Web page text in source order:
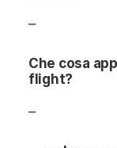
–
Che cosa
flight?
–